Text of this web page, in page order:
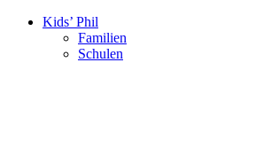
Kids’ Phil
Familien
Schulen